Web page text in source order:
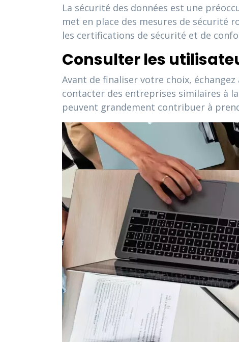
La sécurité des données est une
met en place des mesures de sécurité
les certifications de sécurité et de
Consulter les
Avant de finaliser votre choix, échangez
contacter des entreprises similaires à
peuvent grandement contribuer à